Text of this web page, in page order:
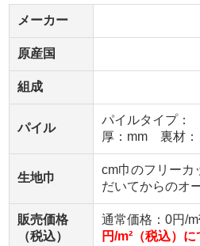
メーカー
原産国
組成
パイル
パイルタイプ
厚：mm 裏材：
生地巾
cm巾のフリーカ
だいてからのオ
販売価格
（税込）
通常価格：0円/
円/m²（税込）に